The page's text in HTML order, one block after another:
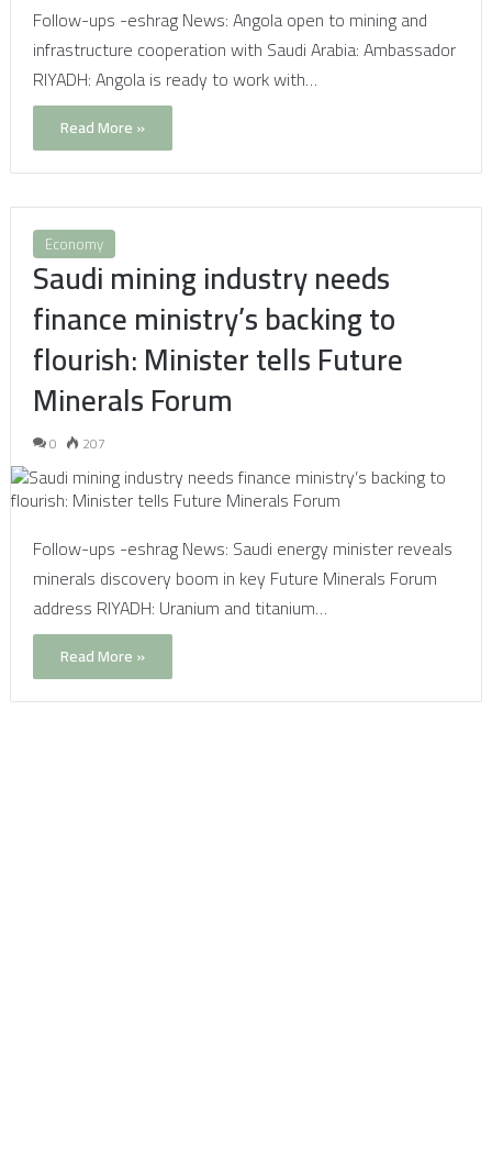
Follow-ups -eshrag News: Angola open to mining and
infrastructure cooperation with Saudi Arabia: Ambassador
RIYADH: Angola is ready to work with…
Read More »
Economy
Saudi mining industry needs
finance ministry’s backing to
flourish: Minister tells Future
Minerals Forum
0 207
Follow-ups -eshrag News: Saudi energy minister reveals
minerals discovery boom in key Future Minerals Forum
address RIYADH: Uranium and titanium…
Read More »